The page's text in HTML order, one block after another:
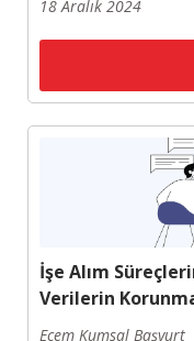
18 Aralık 2024
İşe Alım
Verilerin
Ecem Kumsal Başyurt